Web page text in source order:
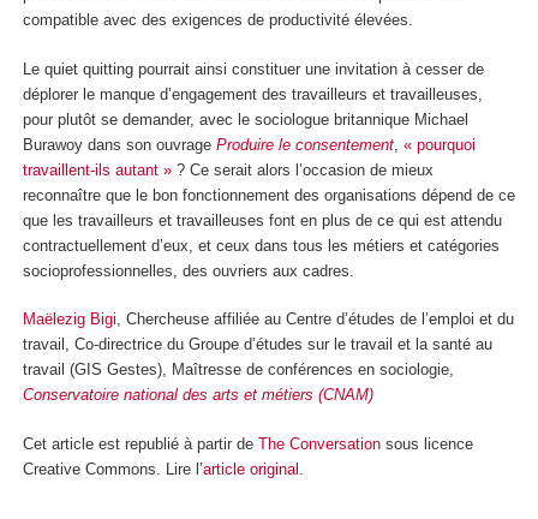
compatible avec des exigences de productivité élevées.
Le quiet quitting pourrait ainsi constituer une invitation à cesser de
déplorer le manque d’engagement des travailleurs et travailleuses,
pour plutôt se demander, avec le sociologue britannique Michael
Burawoy dans son ouvrage Produire le consentement « pourquoi
travaillent-ils autant » ? Ce serait alors l’occasion de mieux
reconnaître que le bon fonctionnement des organisations dépend de ce
que les travailleurs et travailleuses font en plus de ce qui est attendu
contractuellement d’eux, et ceux dans tous les métiers et catégories
socioprofessionnelles, des ouvriers aux cadres.
Maëlezig Bigi, Chercheuse affiliée au Centre d’études de l’emploi et du
travail, Co-directrice du Groupe d’études sur le travail et la santé au
travail (GIS Gestes), Maîtresse de conférences en sociologie,
Conservatoire national des arts et métiers (CNAM)
Cet article est republié à partir de The Conversation sous licence
Creative Commons. Lire l’article original